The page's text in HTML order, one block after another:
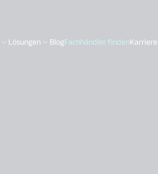
Lösungen BlogFachhändler findenKarriere